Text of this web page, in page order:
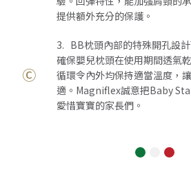
提供額外充分的保護。
Ⓒ
3. BB枕頭內部的特殊開孔設計
確保嬰兒枕頭在使用期間透氣
循環令內外均保持適當溫度，
適。Magniflex誠意把Baby
愛惜寶寶的家長們。